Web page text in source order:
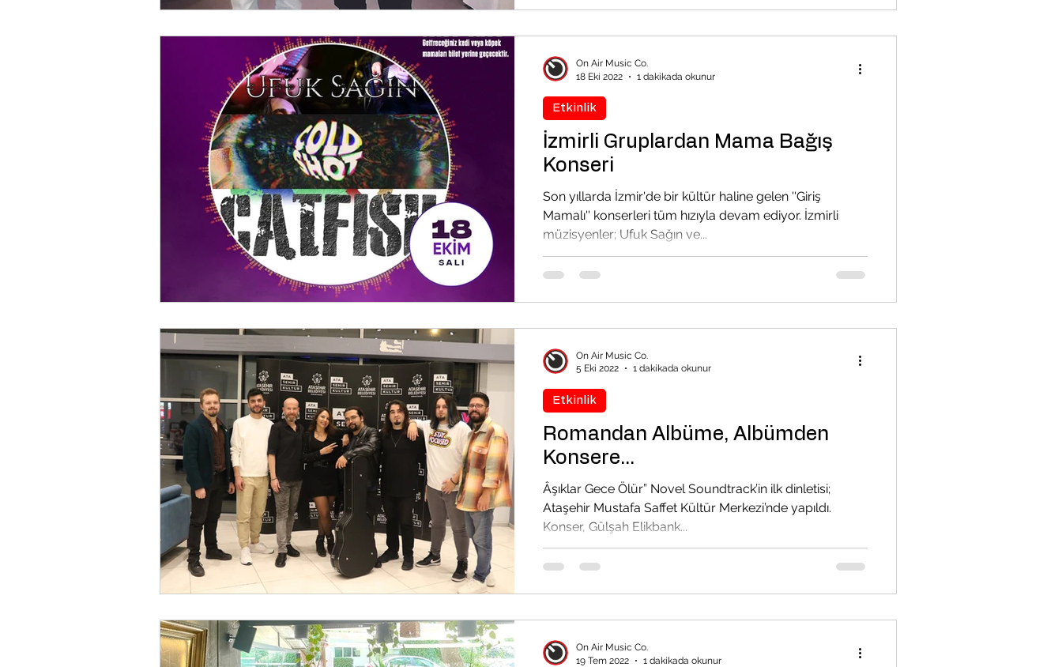
İzmirli Gruplardan Mama Bağış
Konseri
Son yıllarda İzmir'de bir kültür haline gelen ''Giriş
Mamalı'' konserleri tüm hızıyla devam ediyor. İzmirli
müzisyenler; Ufuk Sağın ve...
Etkinlik
On Air Music Co.
18 Eki 2022
1 dakikada okunur
Romandan Albüme, Albümden
Konsere...
Âşıklar Gece Ölür” Novel Soundtrack’in ilk dinletisi;
Ataşehir Mustafa Saffet Kültür Merkezi’nde yapıldı.
Konser, Gülşah Elikbank...
Etkinlik
On Air Music Co.
5 Eki 2022
1 dakikada okunur
On Air Music Co.
19 Tem 2022
1 dakikada okunur